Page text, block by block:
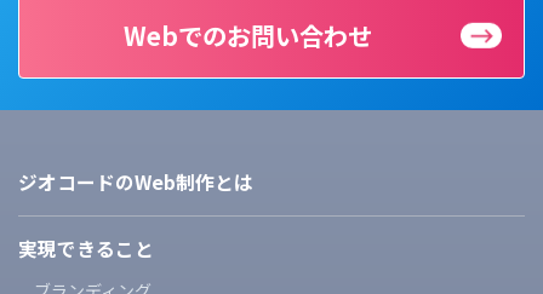
Webでのお問い合わせ
ジオコードのWeb制作とは
実現できること